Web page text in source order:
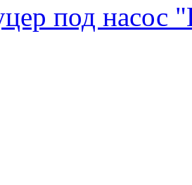
под насос